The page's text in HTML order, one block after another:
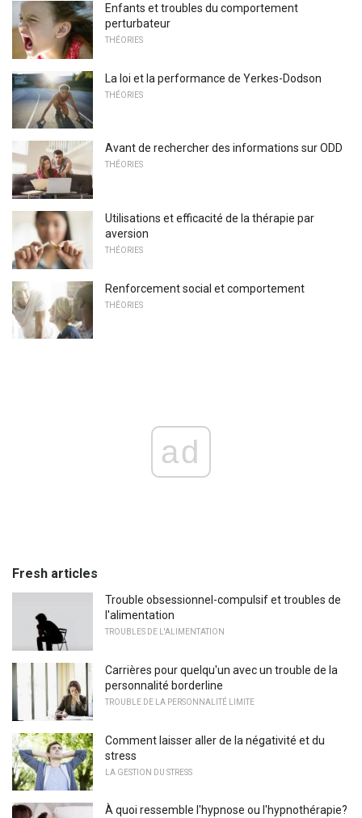
Enfants et troubles du comportement
perturbateur
THÉORIES
La loi et la performance de Yerkes-Dodson
THÉORIES
Avant de rechercher des informations sur ODD
THÉORIES
Utilisations et efficacité de la thérapie par
aversion
THÉORIES
Renforcement social et comportement
THÉORIES
ad
Fresh articles
Trouble obsessionnel-compulsif et troubles de
l'alimentation
TROUBLES DE L'ALIMENTATION
Carrières pour quelqu'un avec un trouble de la
personnalité borderline
TROUBLE DE LA PERSONNALITÉ LIMITE
Comment laisser aller de la négativité et du
stress
LA GESTION DU STRESS
À quoi ressemble l'hypnose ou l'hypnothérapie?